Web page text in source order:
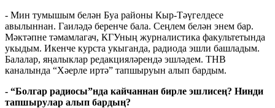
- Мин тумышым белән Буа районы Кыр-Тәүгелдесе
авылыннан. Гаиләдә беренче бала. Сеңлем белән энем бар.
Мәктәпне тәмамлагач, КГУның журналистика факультетында
укыдым. Икенче курста укыганда, радиода эшли башладым.
Балалар, яңалыклар редакцияләрендә эшләдем. ТНВ
каналында “Хәерле иртә” тапшыруын алып бардым.
- “Болгар радиосы”нда кайчаннан бирле эшлисең? Нинди
тапшырулар алып бардың?